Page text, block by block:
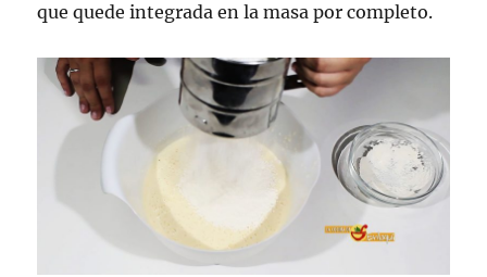
que quede integrada en la masa por completo.